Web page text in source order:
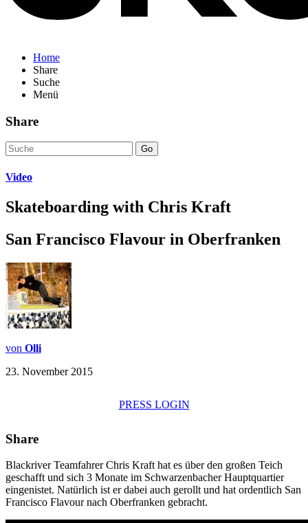
Home
Share
Suche
Menü
Share
Go
Video
Skateboarding with Chris Kraft
San Francisco Flavour in Oberfranken
von Olli
23. November 2015
PRESS LOGIN
Share
Blackriver Teamfahrer Chris Kraft hat es über den großen Teich
geschafft und sich 3 Monate im Schwarzenbacher Hauptquartier
eingenistet. Natürlich ist er dabei auch gerollt und hat ordentlich San
Francisco Flavour nach Oberfranken gebracht.